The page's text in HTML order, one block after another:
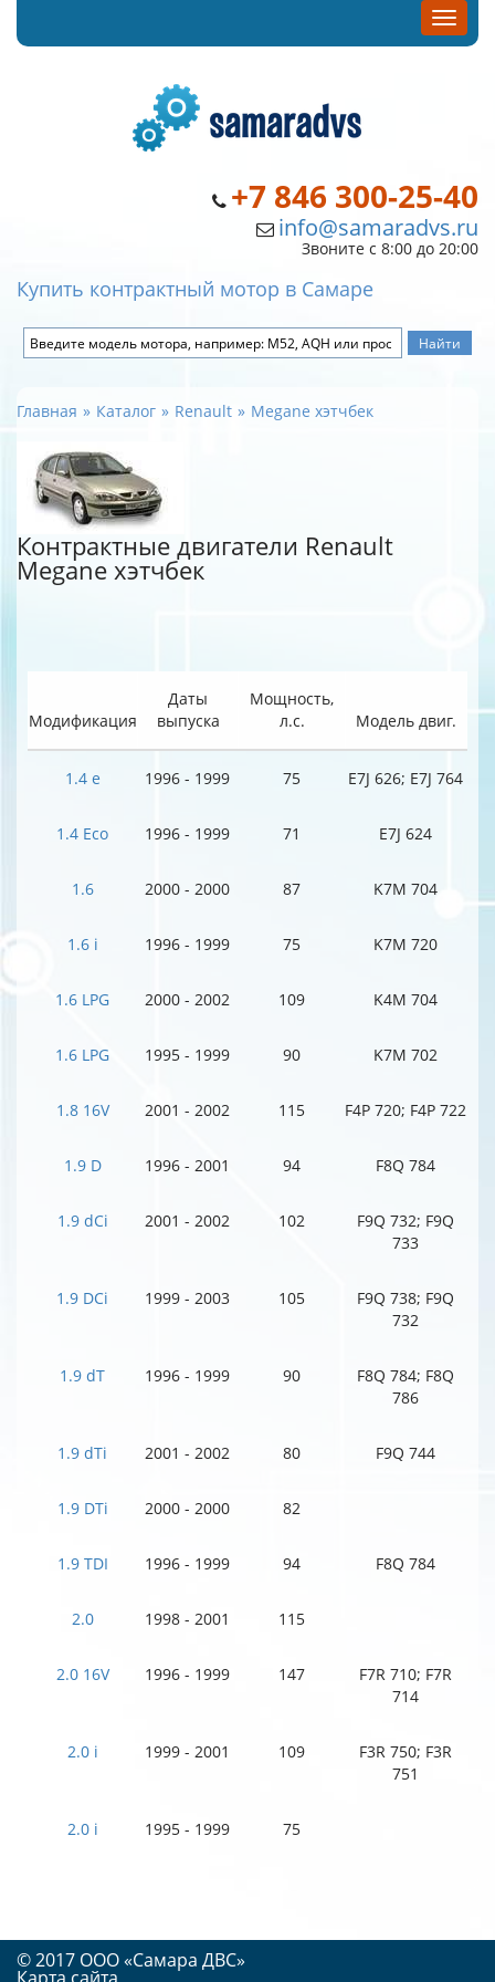
+7 846 300-25-40
info@samaradvs.ru
Звоните с 8:00 до 20:00
Купить контрактный мотор в Самаре
Главная Каталог Renault Megane хэтчбек
Контрактные двигатели Renault
Megane хэтчбек
Модификация
Даты
выпуска
Мощность,
л.с.
Модель двиг.
1.4 e 1996 - 1999 75 E7J 626; E7J 764
1.4 Eco 1996 - 1999 71 E7J 624
1.6 2000 - 2000 87 K7M 704
1.6 i 1996 - 1999 75 K7M 720
1.6 LPG 2000 - 2002 109 K4M 704
1.6 LPG 1995 - 1999 90 K7M 702
1.8 16V 2001 - 2002 115 F4P 720; F4P 722
1.9 D 1996 - 2001 94 F8Q 784
1.9 dCi 2001 - 2002 102
F9Q 732; F9Q
733
1.9 DCi 1999 - 2003 105
F9Q 738; F9Q
732
1.9 dT 1996 - 1999 90
F8Q 784; F8Q
786
1.9 dTi 2001 - 2002 80 F9Q 744
1.9 DTi 2000 - 2000 82
1.9 TDI 1996 - 1999 94 F8Q 784
2.0 1998 - 2001 115
2.0 16V 1996 - 1999 147
F7R 710; F7R
714
2.0 i 1999 - 2001 109
F3R 750; F3R
751
2.0 i 1995 - 1999 75
© 2017 OOO «Самара ДВС»